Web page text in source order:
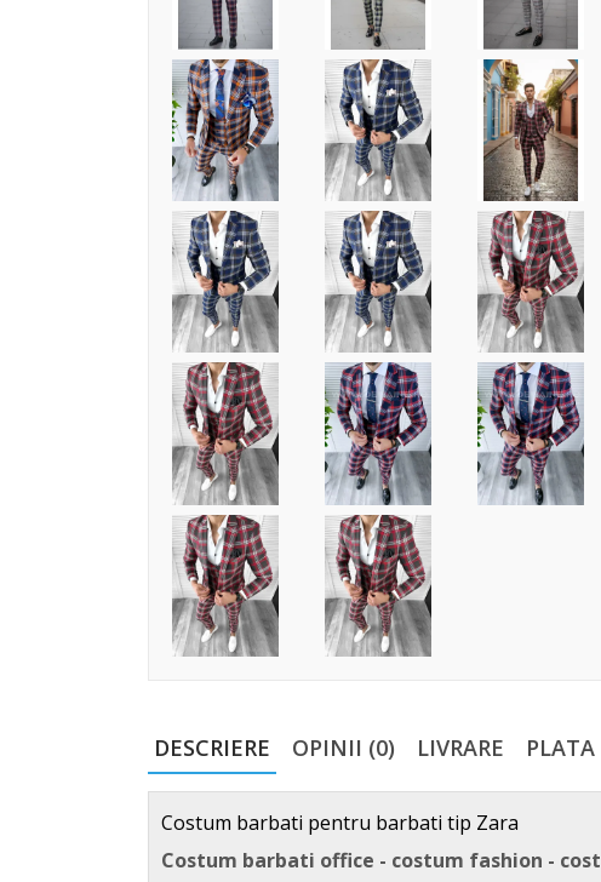
DESCRIERE OPINII (0) LIVRARE PLATA
Costum barbati pentru barbati tip Zara
Costum barbati office - costum fashion -